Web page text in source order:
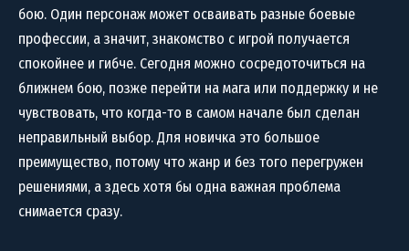
бою. Один персонаж может осваивать разные боевые
профессии, а значит, знакомство с игрой получается
спокойнее и гибче. Сегодня можно сосредоточиться на
ближнем бою, позже перейти на мага или поддержку и не
чувствовать, что когда-то в самом начале был сделан
неправильный выбор. Для новичка это большое
преимущество, потому что жанр и без того перегружен
решениями, а здесь хотя бы одна важная проблема
снимается сразу.